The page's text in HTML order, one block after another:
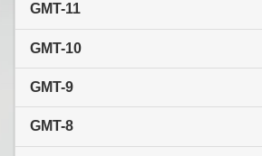
GMT-11
GMT-10
GMT-9
GMT-8